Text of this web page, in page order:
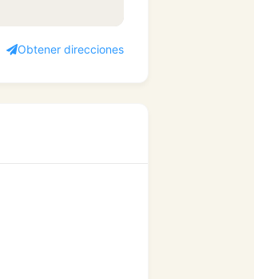
Obtener direcciones